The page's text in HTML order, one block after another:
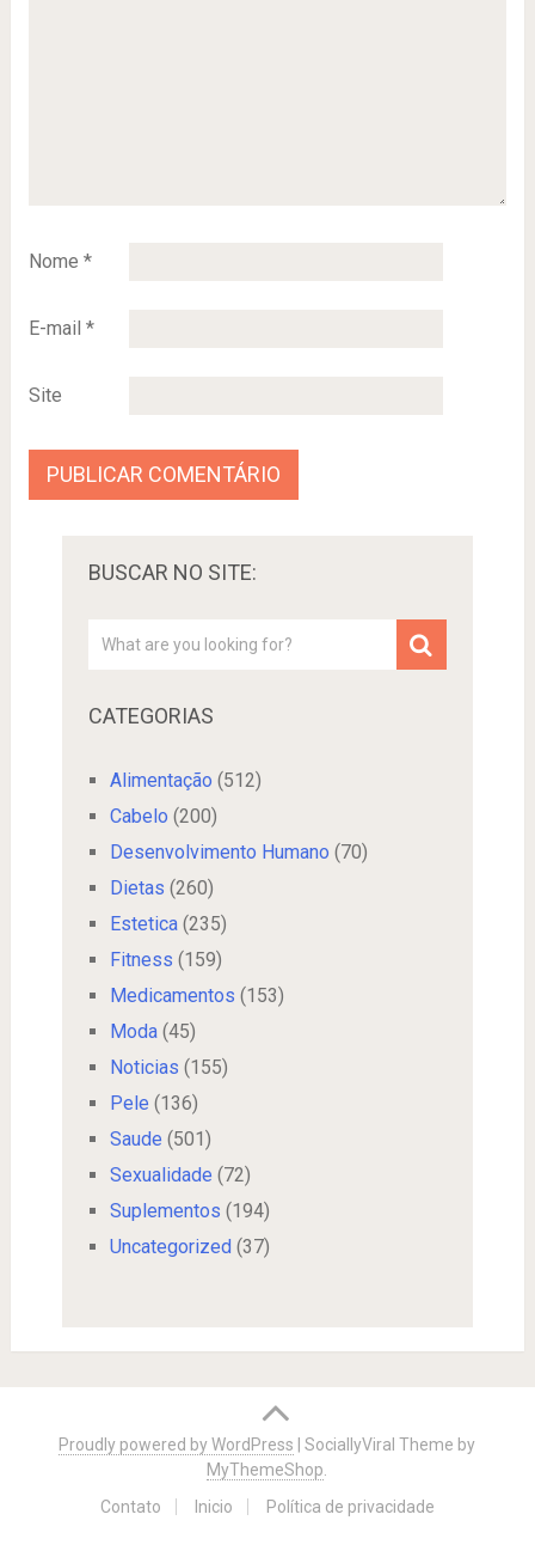
Nome *
E-mail *
Site
BUSCAR NO SITE:
CATEGORIAS
Alimentação (512)
Cabelo (200)
Desenvolvimento Humano (70)
Dietas (260)
Estetica(235)
Fitness (159)
Medicamentos (153)
Moda(45)
Noticias (155)
Pele (136)
Saude (501)
Sexualidade (72)
Suplementos (194)
Uncategorized (37)
Proudly powered by WordPress |SociallyViral Theme by
MyThemeShop
Contato
Inicio Política de privacidade